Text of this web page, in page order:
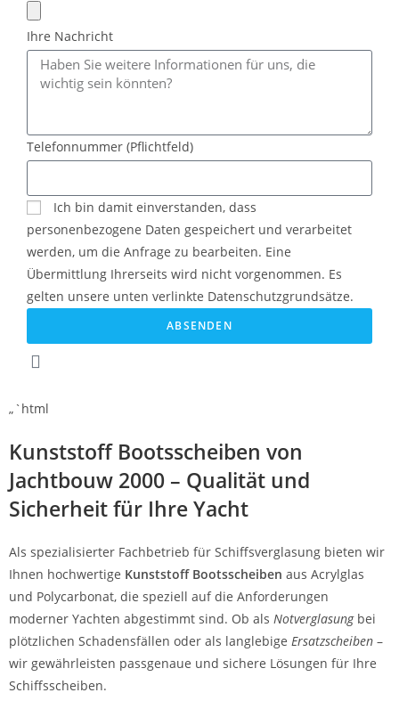
Ihre Nachricht
Telefonnummer (Pflichtfeld)
Ich bin damit einverstanden, dass
personenbezogene Daten gespeichert und verarbeitet
werden, um die Anfrage zu bearbeiten. Eine
Übermittlung Ihrerseits wird nicht vorgenommen. Es
gelten unsere unten verlinkte Datenschutzgrundsätze.
ABSENDEN
„`html
Kunststoff Bootsscheiben von
Jachtbouw 2000 – Qualität und
Sicherheit für Ihre Yacht
Als spezialisierter Fachbetrieb für Schiffsverglasung bieten wir
Ihnen hochwertige Kunststoff Bootsscheiben aus Acrylglas
und Polycarbonat, die speziell auf die Anforderungen
moderner Yachten abgestimmt sind. Ob als Notverglasungbei
plötzlichen Schadensfällen oder als langlebige Ersatzscheiben –
wir gewährleisten passgenaue und sichere Lösungen für Ihre
Schiffsscheiben.